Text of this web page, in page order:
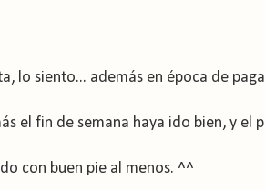
lo siento... además en época de
el fin de semana haya ido bien, y el
con buen pie al menos. ^^